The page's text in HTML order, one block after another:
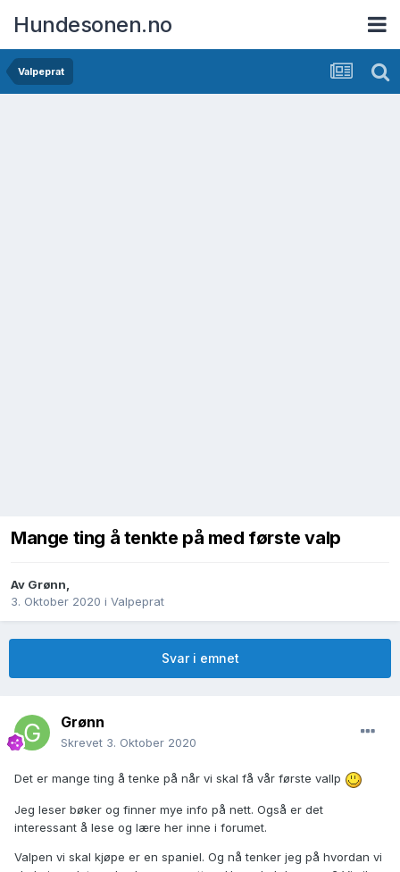
Hundesonen.no
Valpeprat
Mange ting å tenkte på med første valp
Av Grønn,
3. Oktober 2020 i Valpeprat
Svar i emnet
Grønn
Skrevet 3. Oktober 2020
Det er mange ting å tenke på når vi skal få vår første vallp
Jeg leser bøker og finner mye info på nett. Også er det
interessant å lese og lære her inne i forumet.
Valpen vi skal kjøpe er en spaniel. Og nå tenker jeg på hvordan vi